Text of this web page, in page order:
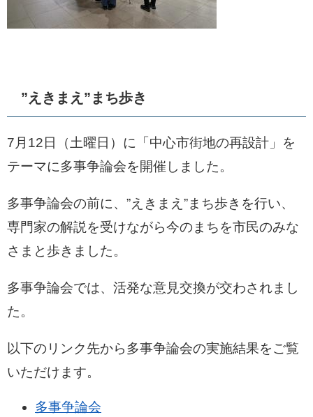
”えきまえ”まち歩き
7月12日（土曜日）に「中心市街地の再設計」を
テーマに多事争論会を開催しました。
多事争論会の前に、”えきまえ”まち歩きを行い、
専門家の解説を受けながら今のまちを市民のみな
さまと歩きました。
多事争論会では、活発な意見交換が交わされまし
た。
以下のリンク先から多事争論会の実施結果をご覧
いただけます。
多事争論会